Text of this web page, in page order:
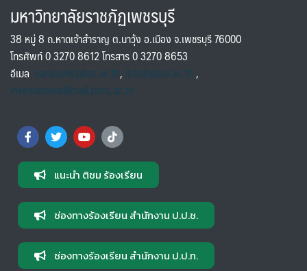
มหาวิทยาลัยราชภัฏเพชรบุรี
38 หมู่ 8 ถ.หาดเจ้าสำราญ ต.นาวุ้ง อ.เมือง จ.เพชรบุรี 76000
โทรศัพท์ 0 3270 8612 โทรสาร 0 3270 8653
อีเมล saraban@pbru.ac.th, info@pbru.ac.th,
international@mail.pbru.ac.th
แนะนำ ติชม ร้องเรียน
ช่องทางร้องเรียน สำนักงาน ป.ป.ช.
ช่องทางร้องเรียน สำนักงาน ป.ป.ท.